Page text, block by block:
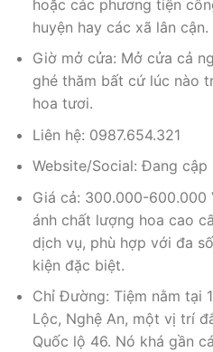
hoặc các phương tiện
huyện hay các xã lân cận.
Giờ mở cửa: Mở cửa cả
ghé thăm bất cứ lúc nào
hoa tươi.
Liên hệ: 0987.654.321
Website/Social: Đang cập
Giá cả: 300.000-600.000
ánh chất lượng hoa cao
dịch vụ, phù hợp với đa
kiện đặc biệt.
Chỉ Đường: Tiệm nằm tại
Lộc, Nghệ An, một vị trí
Quốc lộ 46. Nó khá gần